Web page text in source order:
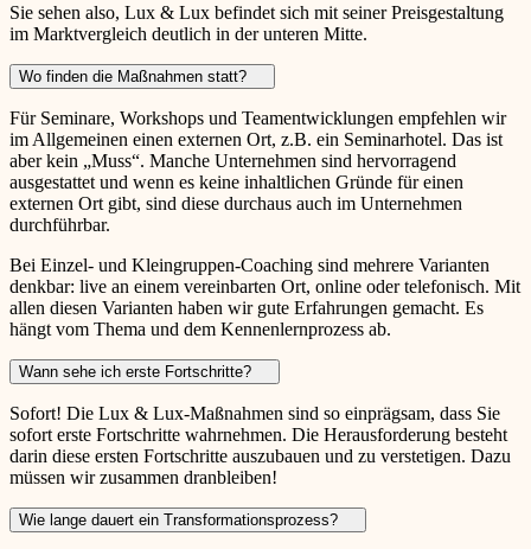
Sie sehen also, Lux & Lux befindet sich mit seiner Preisgestaltung
im Marktvergleich deutlich in der unteren Mitte.
Wo finden die Maßnahmen statt?
Für Seminare, Workshops und Teamentwicklungen empfehlen wir
im Allgemeinen einen externen Ort, z.B. ein Seminarhotel. Das ist
aber kein „Muss“. Manche Unternehmen sind hervorragend
ausgestattet und wenn es keine inhaltlichen Gründe für einen
externen Ort gibt, sind diese durchaus auch im Unternehmen
durchführbar.
Bei Einzel- und Kleingruppen-Coaching sind mehrere Varianten
denkbar: live an einem vereinbarten Ort, online oder telefonisch. Mit
allen diesen Varianten haben wir gute Erfahrungen gemacht. Es
hängt vom Thema und dem Kennenlernprozess ab.
Wann sehe ich erste Fortschritte?
Sofort! Die Lux & Lux-Maßnahmen sind so einprägsam, dass Sie
sofort erste Fortschritte wahrnehmen. Die Herausforderung besteht
darin diese ersten Fortschritte auszubauen und zu verstetigen. Dazu
müssen wir zusammen dranbleiben!
Wie lange dauert ein Transformationsprozess?